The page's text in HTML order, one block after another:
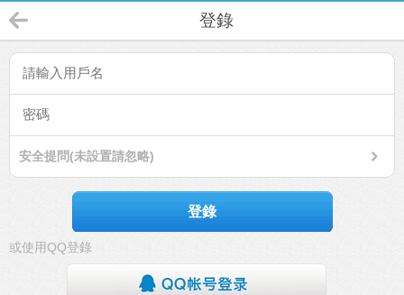
登錄
安全提問(未設置請忽略)
登錄
或使用QQ登錄